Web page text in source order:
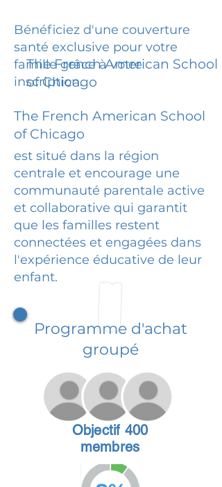
Bénéficiez d'une couverture
santé exclusive pour votre
famille grâce à votre
inscription.
The French American School
of Chicago
The French American School
of Chicago
est situé dans la région
centrale et encourage une
communauté parentale active
et collaborative qui garantit
que les familles restent
connectées et engagées dans
l'expérience éducative de leur
enfant.
Programme d'achat
groupé
Objectif 400
membres